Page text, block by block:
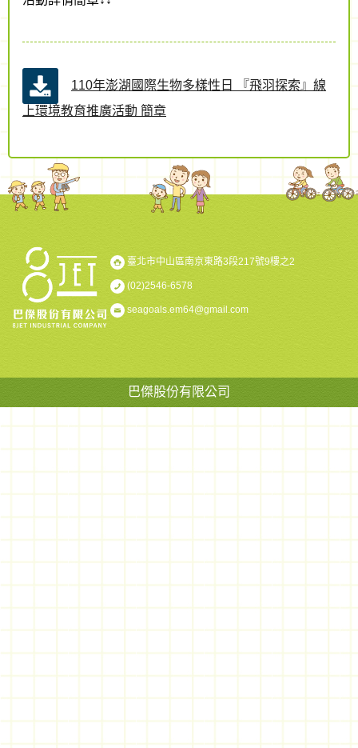
110年澎湖國際生物多樣性日 『飛羽探索』線
上環境教育推廣活動 簡章
臺北市中山區南京東路3段217號9樓之2
(02)2546-6578
seagoals.em64@gmail.com
巴傑股份有限公司